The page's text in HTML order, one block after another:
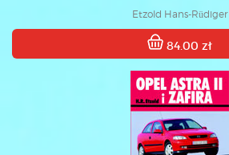
Etzold Hans-Rüdiger
84.00 zł